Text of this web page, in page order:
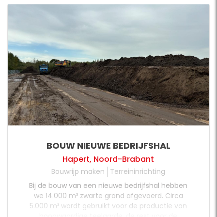
zand.
BOUW NIEUWE BEDRIJFSHAL
Hapert, Noord-Brabant
Bouwrijp maken
Terreininrichting
Bij de bouw van een nieuwe bedrijfshal hebben
we 14.000 m³ zwarte grond afgevoerd. Circa
5.000 m³ wordt gebruikt voor de productie van